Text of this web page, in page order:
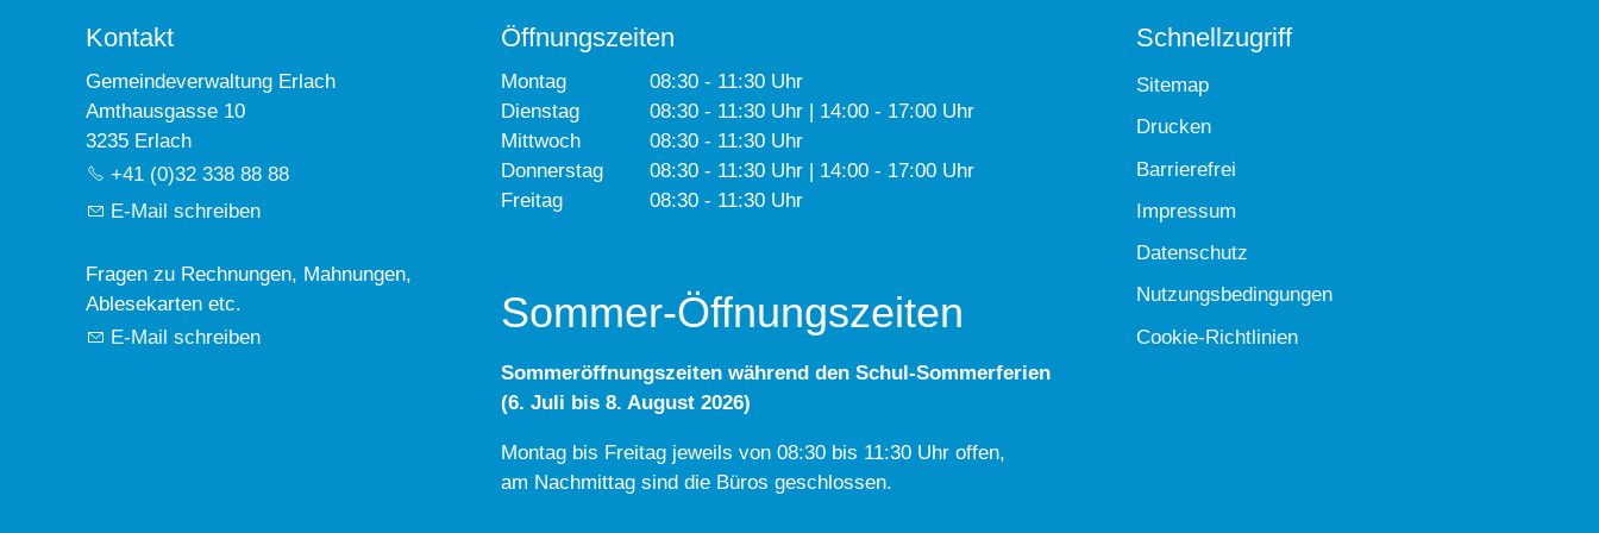
Kontakt
Gemeindeverwaltung Erlach
Amthausgasse 10
3235 Erlach
+41 (0)32 338 88 88
E-Mail schreiben
Fragen zu Rechnungen, Mahnungen,
Ablesekarten etc.
E-Mail schreiben
Öffnungszeiten
Montag
Dienstag
Mittwoch
Donnerstag
Freitag
08:30 - 11:30 Uhr
08:30 - 11:30 Uhr | 14:00 - 17:00 Uhr
08:30 - 11:30 Uhr
08:30 - 11:30 Uhr | 14:00 - 17:00 Uhr
08:30 - 11:30 Uhr
Sommer-Öffnungszeiten
Sommeröffnungszeiten während den Schul-Sommerferien
(6. Juli bis 8. August 2026)
Montag bis Freitag jeweils von 08:30 bis 11:30 Uhr offen,
am Nachmittag sind die Büros geschlossen.
Schnellzugriff
Sitemap
Drucken
Barrierefrei
Impressum
Datenschutz
Nutzungsbedingungen
Cookie-Richtlinien